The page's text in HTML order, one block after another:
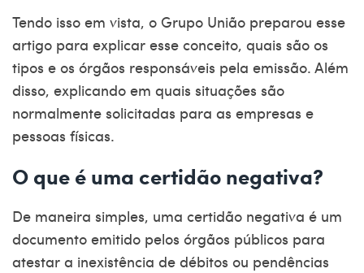
Tendo isso em vista, o Grupo União preparou esse
artigo para explicar esse conceito, quais são os
tipos e os órgãos responsáveis pela emissão. Além
disso, explicando em quais situações são
normalmente solicitadas para as empresas e
pessoas físicas.
O que é uma certidão negativa?
De maneira simples, uma certidão negativa é um
documento emitido pelos órgãos públicos para
atestar a inexistência de débitos ou pendências